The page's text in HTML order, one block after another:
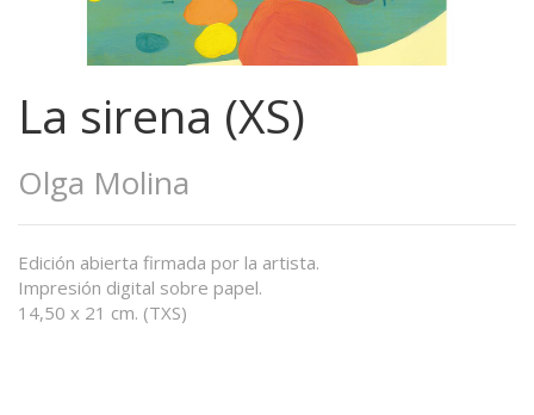
La sirena (XS)
Olga Molina
Edición abierta firmada por la artista.
Impresión digital sobre papel.
14,50 x 21 cm. (TXS)